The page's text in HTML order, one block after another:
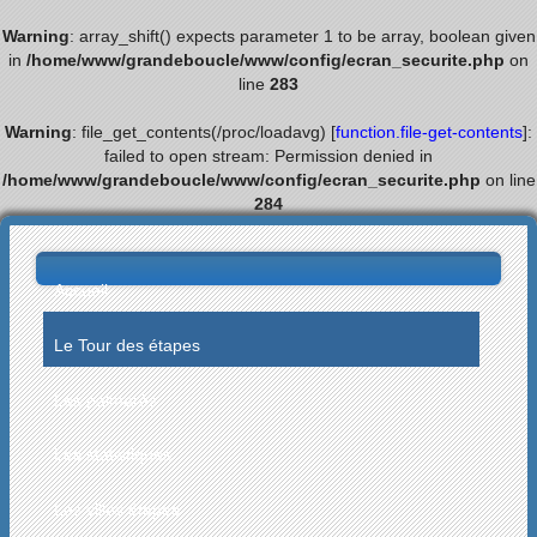
Warning: array_shift() expects parameter 1 to be array, boolean given
in /home/www/grandeboucle/www/config/ecran_securite.php on
line 283
Warning: file_get_contents(/proc/loadavg) [function.file-get-contents]:
failed to open stream: Permission denied in
/home/www/grandeboucle/www/config/ecran_securite.php on line
284
Accueil
Le Tour des étapes
Les palmarès
Les statistiques
Les villes étapes